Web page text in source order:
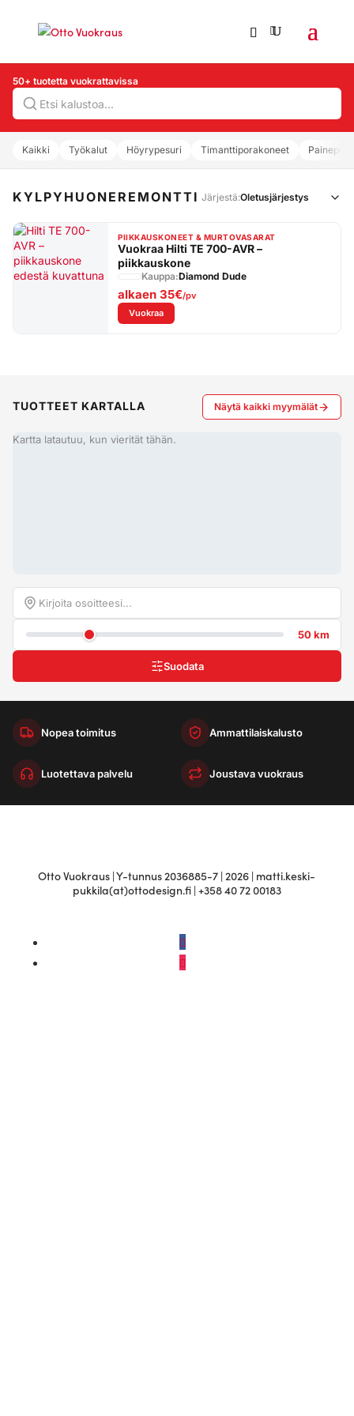
Hae
50+ tuotetta vuokrattavissa
Kaikki Työkalut Höyrypesuri Timanttiporakoneet
KYLPYHUONEREMONTTI Järjestä:
PIIKKAUSKONEET & MURTOVASARAT
Vuokraa Hilti TE 700-AVR –
piikkauskone
Kauppa:Diamond Dude
alkaen 35€/pv
Vuokraa: Vuokraa Hilti TE 700-AVR – piikkauskone
TUOTTEET KARTALLA Näytä kaikki myymälät
Kartta latautuu, kun vierität tähän.
50 km
Suodata
Nopea toimitus Ammattilaiskalusto
Luotettava palvelu Joustava vuokraus
Otto Vuokraus | Y-tunnus 2036885-7 | 2026 | matti.keski-
pukkila(at)ottodesign.fi | +358 40 72 00183